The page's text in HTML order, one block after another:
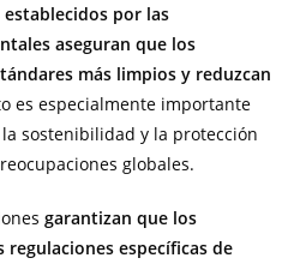
por las
aseguran que los
más limpios y reduzcan
es especialmente importante
sostenibilidad y la protección
globales.
garantizan que los
específicas de